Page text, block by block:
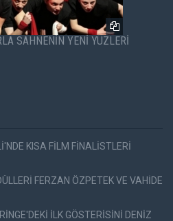
SAHNENİN YENİ YÜZLERİ
KISA FİLM FİNALİSTLERİ
FERZAN ÖZPETEK VE VAHİDE
İLK GÖSTERİSİNİ DENİZ